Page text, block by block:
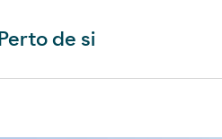
Perto de si